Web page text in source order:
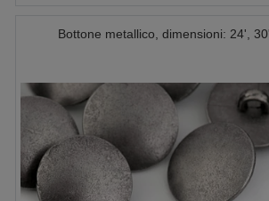
Bottone metallico, dimensioni: 24',